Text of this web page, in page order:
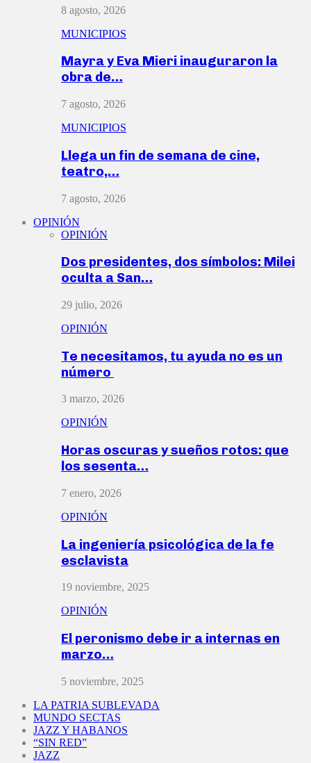
8 agosto, 2026
MUNICIPIOS
Mayra y Eva Mieri inauguraron la
obra de…
7 agosto, 2026
MUNICIPIOS
Llega un fin de semana de cine,
teatro,…
7 agosto, 2026
OPINIÓN
OPINIÓN
Dos presidentes, dos símbolos: Milei
oculta a San…
29 julio, 2026
OPINIÓN
Te necesitamos, tu ayuda no es un
número
3 marzo, 2026
OPINIÓN
Horas oscuras y sueños rotos: que
los sesenta…
7 enero, 2026
OPINIÓN
La ingeniería psicológica de la fe
esclavista
19 noviembre, 2025
OPINIÓN
El peronismo debe ir a internas en
marzo…
5 noviembre, 2025
LA PATRIA SUBLEVADA
MUNDO SECTAS
JAZZ Y HABANOS
“SIN RED”
JAZZ